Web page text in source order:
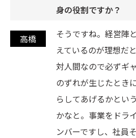
身の役割ですか？
そうですね。経営陣
えているのが理想だ
対人間なので必ずギ
のずれが生じたとき
らしてあげるかとい
かなと。事業をドラ
ンバーですし、社員